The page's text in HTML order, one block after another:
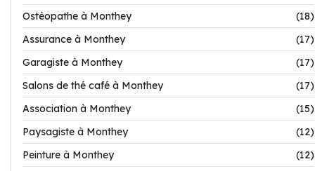
Ostéopathe à Monthey
(18)
Assurance à Monthey
(17)
Garagiste à Monthey
(17)
Salons de thé café à Monthey
(17)
Association à Monthey
(15)
Paysagiste à Monthey
(12)
Peinture à Monthey
(12)